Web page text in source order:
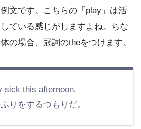
文です。こちらの「play」は活
ている感じがしますよね。ちな
の場合、冠詞のtheをつけます。
sick this afternoon.
りをするつもりだ。